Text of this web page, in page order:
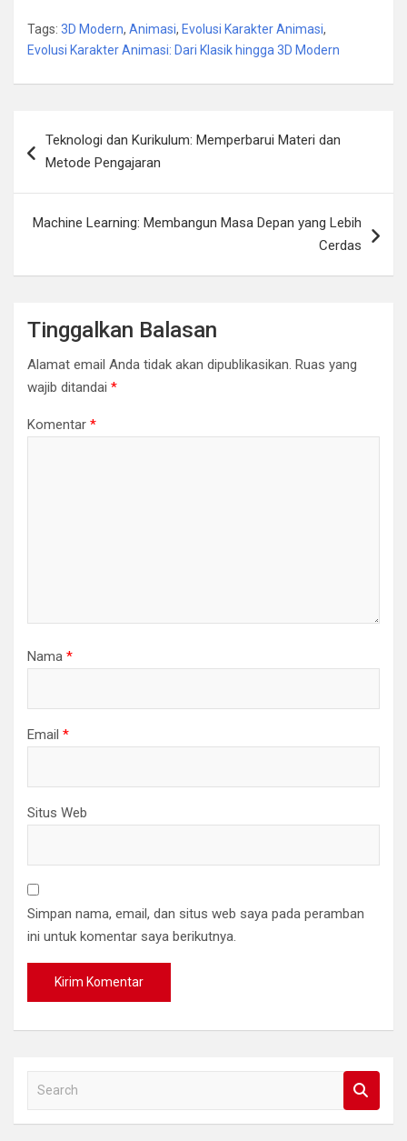
Tags: 3D Modern, Animasi, Evolusi Karakter Animasi,
Evolusi Karakter Animasi: Dari Klasik hingga 3D Modern
posTeknologi dan Kurikulum: Memperbarui Materi dan
Metode Pengajaran
Machine Learning: Membangun Masa Depan yang Lebih
Cerdas
Tinggalkan Balasan
Alamat email Anda tidak akan dipublikasikan. Ruas yang
wajib ditandai *
Komentar *
Nama *
Email *
Situs Web
Simpan nama, email, dan situs web saya pada peramban
ini untuk komentar saya berikutnya.
a